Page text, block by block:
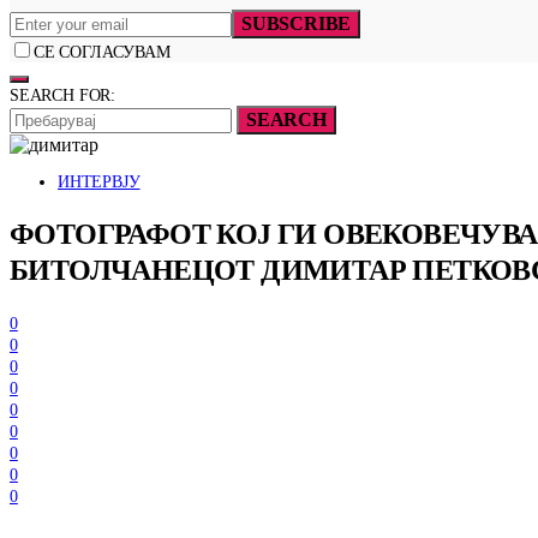
SUBSCRIBE
СЕ СОГЛАСУВАМ
SEARCH FOR:
SEARCH
ИНТЕРВЈУ
ФОТОГРАФОТ КОЈ ГИ
БИТОЛЧАНЕЦОТ ДИМИТАР
0
0
0
0
0
0
0
0
0